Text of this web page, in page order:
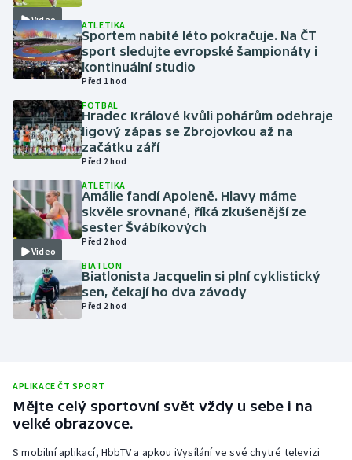
Krasobruslení
Lezení
Lyže a snowboard
Moderní pětiboj
Motorsport
Olympijské hry
Parasport
Plavání
Rychlobruslení
Video ATLETIKA
Sportem nabité léto pokračuje. Na ČT
sport sledujte evropské šampionáty i
kontinuální studio
Před 1 hod
FOTBAL
Hradec Králové kvůli pohárům odehraje
ligový zápas se Zbrojovkou až na
začátku září
Před 2 hod
Video
ATLETIKA
Amálie fandí Apoleně. Hlavy máme
skvěle srovnané, říká zkušenější ze
sester Švábíkových
Před 2 hod
BIATLON
Biatlonista Jacquelin si plní cyklistický
sen, čekají ho dva závody
Před 2 hod
APLIKACE ČT SPORT
Mějte celý sportovní svět vždy u sebe i na
velké obrazovce.
S mobilní aplikací, HbbTV a apkou iVysílání ve své chytré televizi